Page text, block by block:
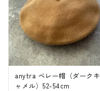
anytra ベレー帽（ダークキ
ャメル）52-54cm